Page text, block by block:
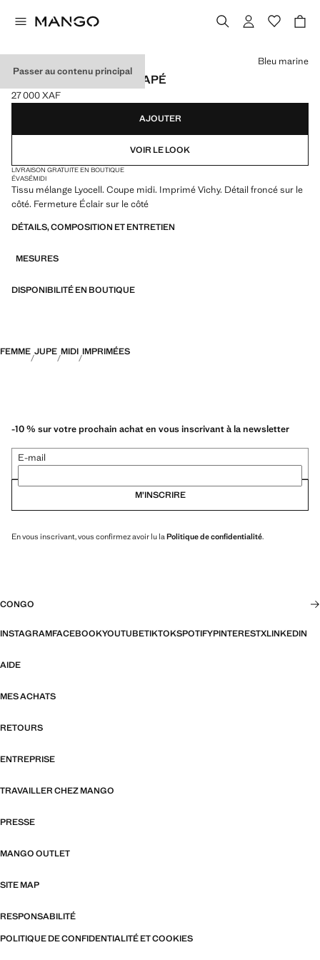
Passer au contenu principal
JUPE VICHY DÉTAIL DRAPÉ
Prix actuel [27 000 XAF ]
27 000 XAF
Choisissez une couleur
Bleu marine
AJOUTER
VOIR LE LOOK
LIVRAISON GRATUITE EN BOUTIQUE
ÉVASÉMIDI
Tissu mélange Lyocell. Coupe midi. Imprimé Vichy. Détail froncé sur le
côté. Fermeture Éclair sur le côté
DÉTAILS, COMPOSITION ET ENTRETIEN
MESURES
DISPONIBILITÉ EN BOUTIQUE
FEMME JUPE MIDI IMPRIMÉES
-10 % sur votre prochain achat en vous inscrivant à la newsletter
E-mail
M’INSCRIRE
En vous inscrivant, vous confirmez avoir lu la Politique de confidentialité.
CONGO
INSTAGRAMFACEBOOKYOUTUBETIKTOKSPOTIFYPINTERESTXLINKEDIN
AIDE
MES ACHATS
RETOURS
ENTREPRISE
TRAVAILLER CHEZ MANGO
PRESSE
MANGO OUTLET
SITE MAP
RESPONSABILITÉ
POLITIQUE DE CONFIDENTIALITÉ ET COOKIES